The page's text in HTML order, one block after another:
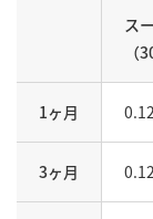
ス
（
1ヶ月
3ヶ月